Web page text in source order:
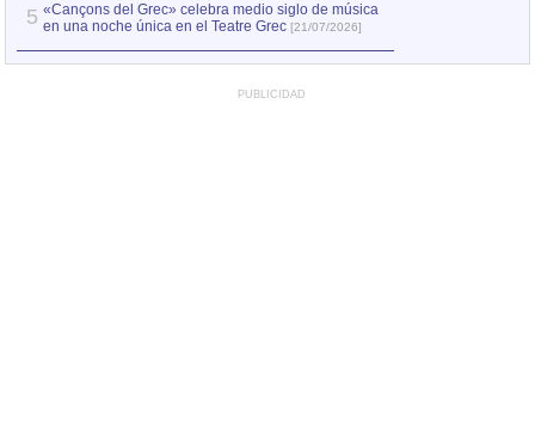
5 «Cançons del Grec» celebra medio siglo de música
en una noche única en el Teatre Grec [21/07/2026]
PUBLICIDAD